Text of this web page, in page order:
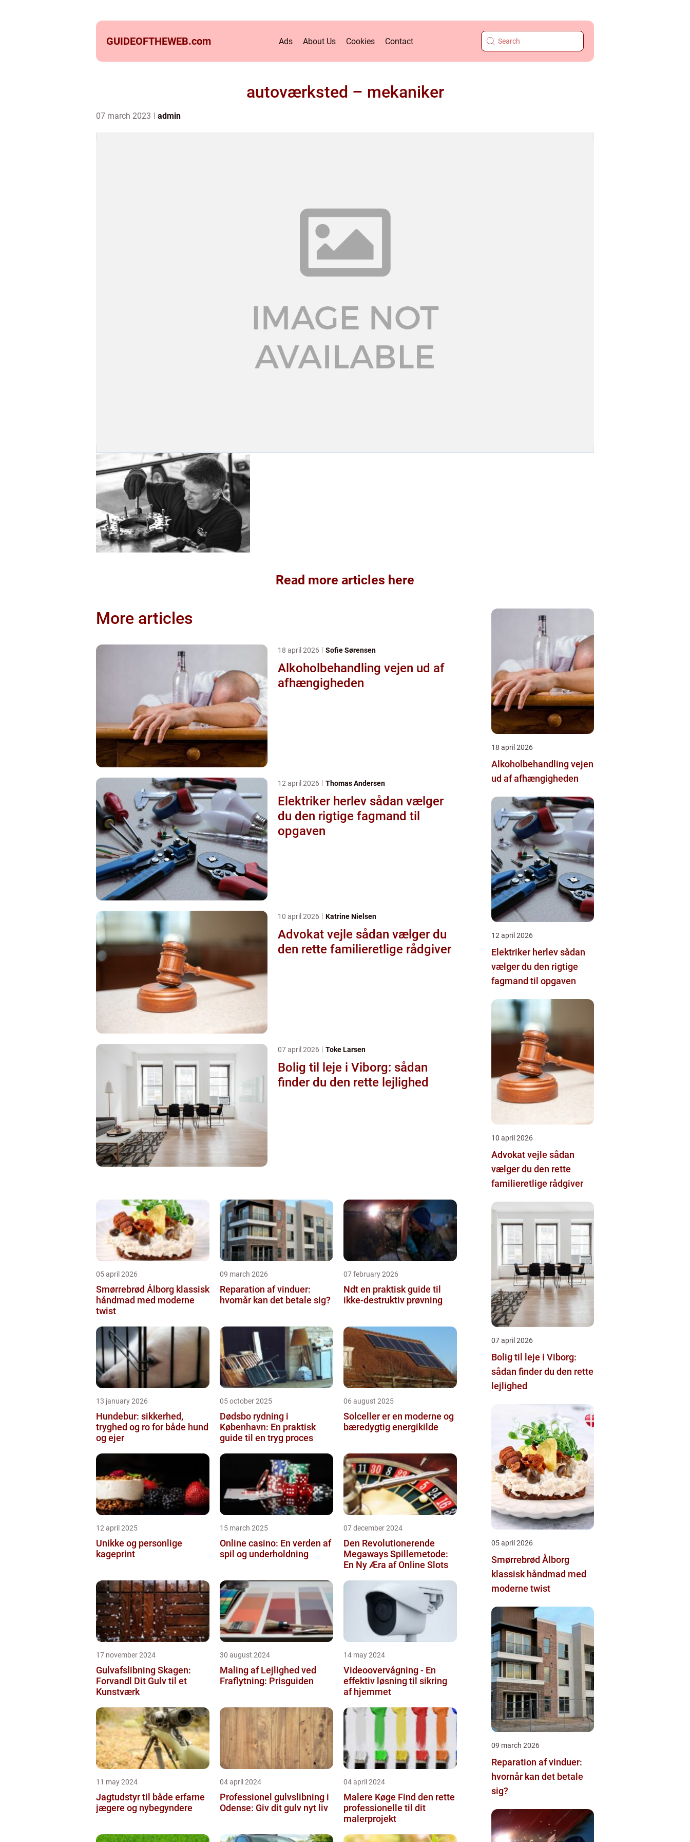
GUIDEOFTHEWEB.com Ads About Us Cookies Contact
autoværksted – mekaniker
07 march 2023 admin
Read more articles here
More articles
18 april 2026 Sofie Sørensen
Alkoholbehandling vejen ud af
afhængigheden
12 april 2026 Thomas Andersen
Elektriker herlev sådan vælger
du den rigtige fagmand til
opgaven
10 april 2026 Katrine Nielsen
Advokat vejle sådan vælger du
den rette familieretlige rådgiver
07 april 2026 Toke Larsen
Bolig til leje i Viborg: sådan
finder du den rette lejlighed
05 april 2026
Smørrebrød Ålborg klassisk
håndmad med moderne
twist
09 march 2026
Reparation af vinduer:
hvornår kan det betale sig?
07 february 2026
Ndt en praktisk guide til
ikke-destruktiv prøvning
13 january 2026
Hundebur: sikkerhed,
tryghed og ro for både hund
og ejer
05 october 2025
Dødsbo rydning i
København: En praktisk
guide til en tryg proces
06 august 2025
Solceller er en moderne og
bæredygtig energikilde
12 april 2025
Unikke og personlige
kageprint
15 march 2025
Online casino: En verden af
spil og underholdning
07 december 2024
Den Revolutionerende
Megaways Spillemetode:
En Ny Æra af Online Slots
17 november 2024
Gulvafslibning Skagen:
Forvandl Dit Gulv til et
Kunstværk
30 august 2024
Maling af Lejlighed ved
Fraflytning: Prisguiden
14 may 2024
Videoovervågning - En
effektiv løsning til sikring
af hjemmet
11 may 2024
Jagtudstyr til både erfarne
jægere og nybegyndere
04 april 2024
Professionel gulvslibning i
Odense: Giv dit gulv nyt liv
04 april 2024
Malere Køge Find den rette
professionelle til dit
malerprojekt
18 april 2026
Alkoholbehandling vejen
ud af afhængigheden
12 april 2026
Elektriker herlev sådan
vælger du den rigtige
fagmand til opgaven
10 april 2026
Advokat vejle sådan
vælger du den rette
familieretlige rådgiver
07 april 2026
Bolig til leje i Viborg:
sådan finder du den rette
lejlighed
05 april 2026
Smørrebrød Ålborg
klassisk håndmad med
moderne twist
09 march 2026
Reparation af vinduer:
hvornår kan det betale
sig?